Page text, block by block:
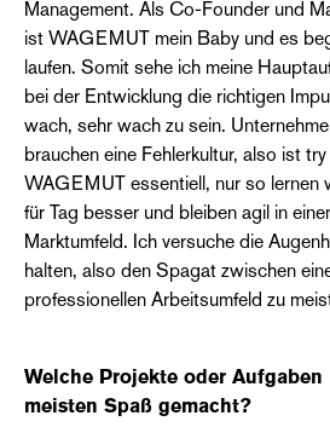
Management. Als Co-Founder und
ist WAGEMUT mein Baby und es
laufen. Somit sehe ich meine
bei der Entwicklung die richtigen
wach, sehr wach zu sein.
brauchen eine Fehlerkultur, also ist
WAGEMUT essentiell, nur so lernen
für Tag besser und bleiben agil in
Marktumfeld. Ich versuche die
halten, also den Spagat zwischen
professionellen Arbeitsumfeld zu
Welche Projekte oder
meisten Spaß gemacht?